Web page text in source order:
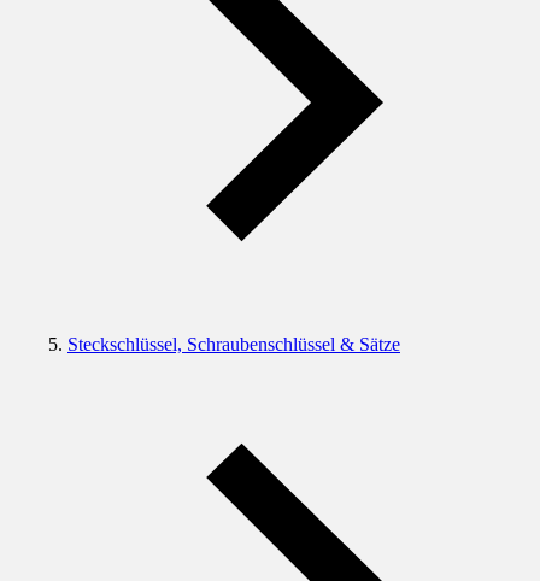
Steckschlüssel, Schraubenschlüssel & Sätze